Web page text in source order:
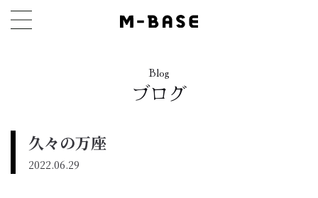
Blog
ブログ
久々の万座
2022.06.29